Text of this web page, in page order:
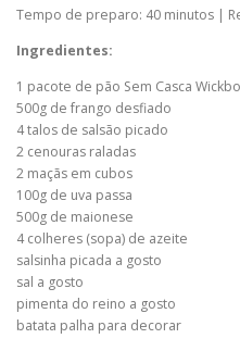
Tempo de preparo: 40 minutos |
Ingredientes:
1 pacote de pão Sem Casca
500g de frango desfiado
4 talos de salsão picado
2 cenouras raladas
2 maçãs em cubos
100g de uva passa
500g de maionese
4 colheres (sopa) de azeite
salsinha picada a gosto
sal a gosto
pimenta do reino a gosto
batata palha para decorar